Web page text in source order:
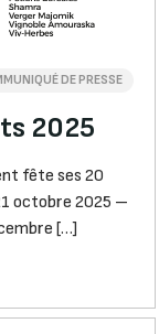
DE PRESSE
2025
fête ses 20
octobre 2025 –
[…]